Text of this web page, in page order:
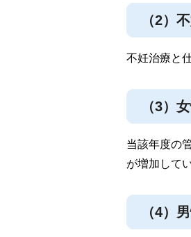
（2）
不妊治療と
（3）
当該年度の
が増加して
（4）